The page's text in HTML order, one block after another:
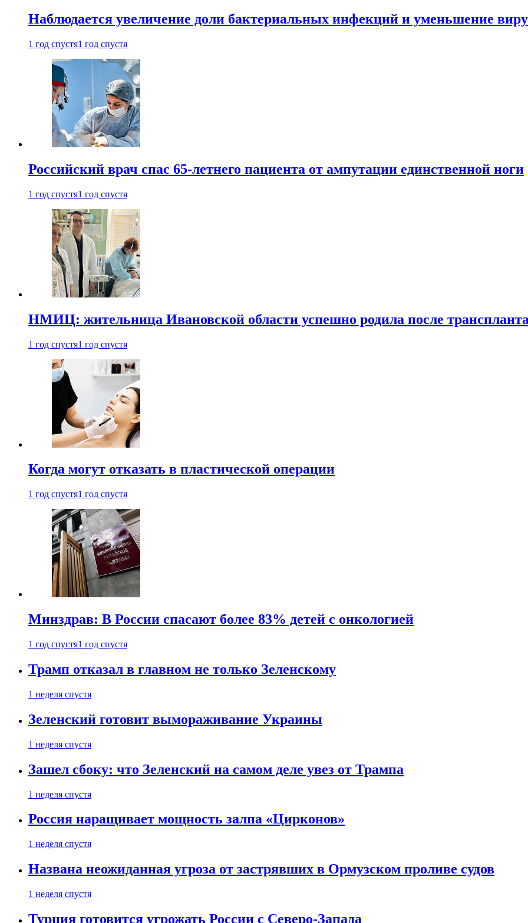
Наблюдается увеличение доли бактериальных инфекций и уменьшение
1 год спустя1 год спустя
Российский врач спас 65-летнего пациента от ампутации единственной ноги
1 год спустя1 год спустя
НМИЦ: жительница Ивановской области успешно родила после
1 год спустя1 год спустя
Когда могут отказать в пластической операции
1 год спустя1 год спустя
Минздрав: В России спасают более 83% детей с онкологией
1 год спустя1 год спустя
Трамп отказал в главном не только Зеленскому
1 неделя спустя
Зеленский готовит вымораживание Украины
1 неделя спустя
Зашел сбоку: что Зеленский на самом деле увез от Трампа
1 неделя спустя
Россия наращивает мощность залпа «Цирконов»
1 неделя спустя
Названа неожиданная угроза от застрявших в Ормузском проливе судов
1 неделя спустя
Турция готовится угрожать России с Северо-Запада